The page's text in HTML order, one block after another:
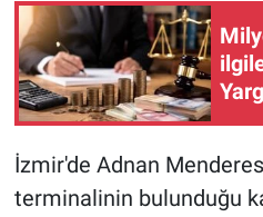
İzmir'de Adnan
terminalinin bulunduğu